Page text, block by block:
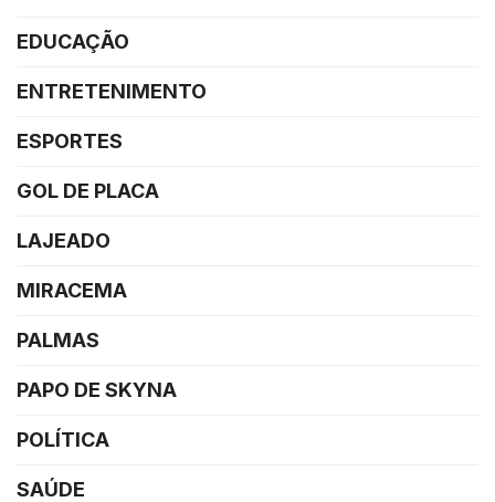
EDUCAÇÃO
ENTRETENIMENTO
ESPORTES
GOL DE PLACA
LAJEADO
MIRACEMA
PALMAS
PAPO DE SKYNA
POLÍTICA
SAÚDE